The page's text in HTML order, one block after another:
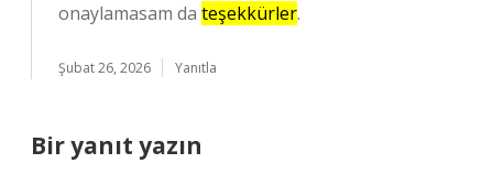
onaylamasam da teşekkürler.
Şubat 26, 2026 Yanıtla
Bir yanıt yazın